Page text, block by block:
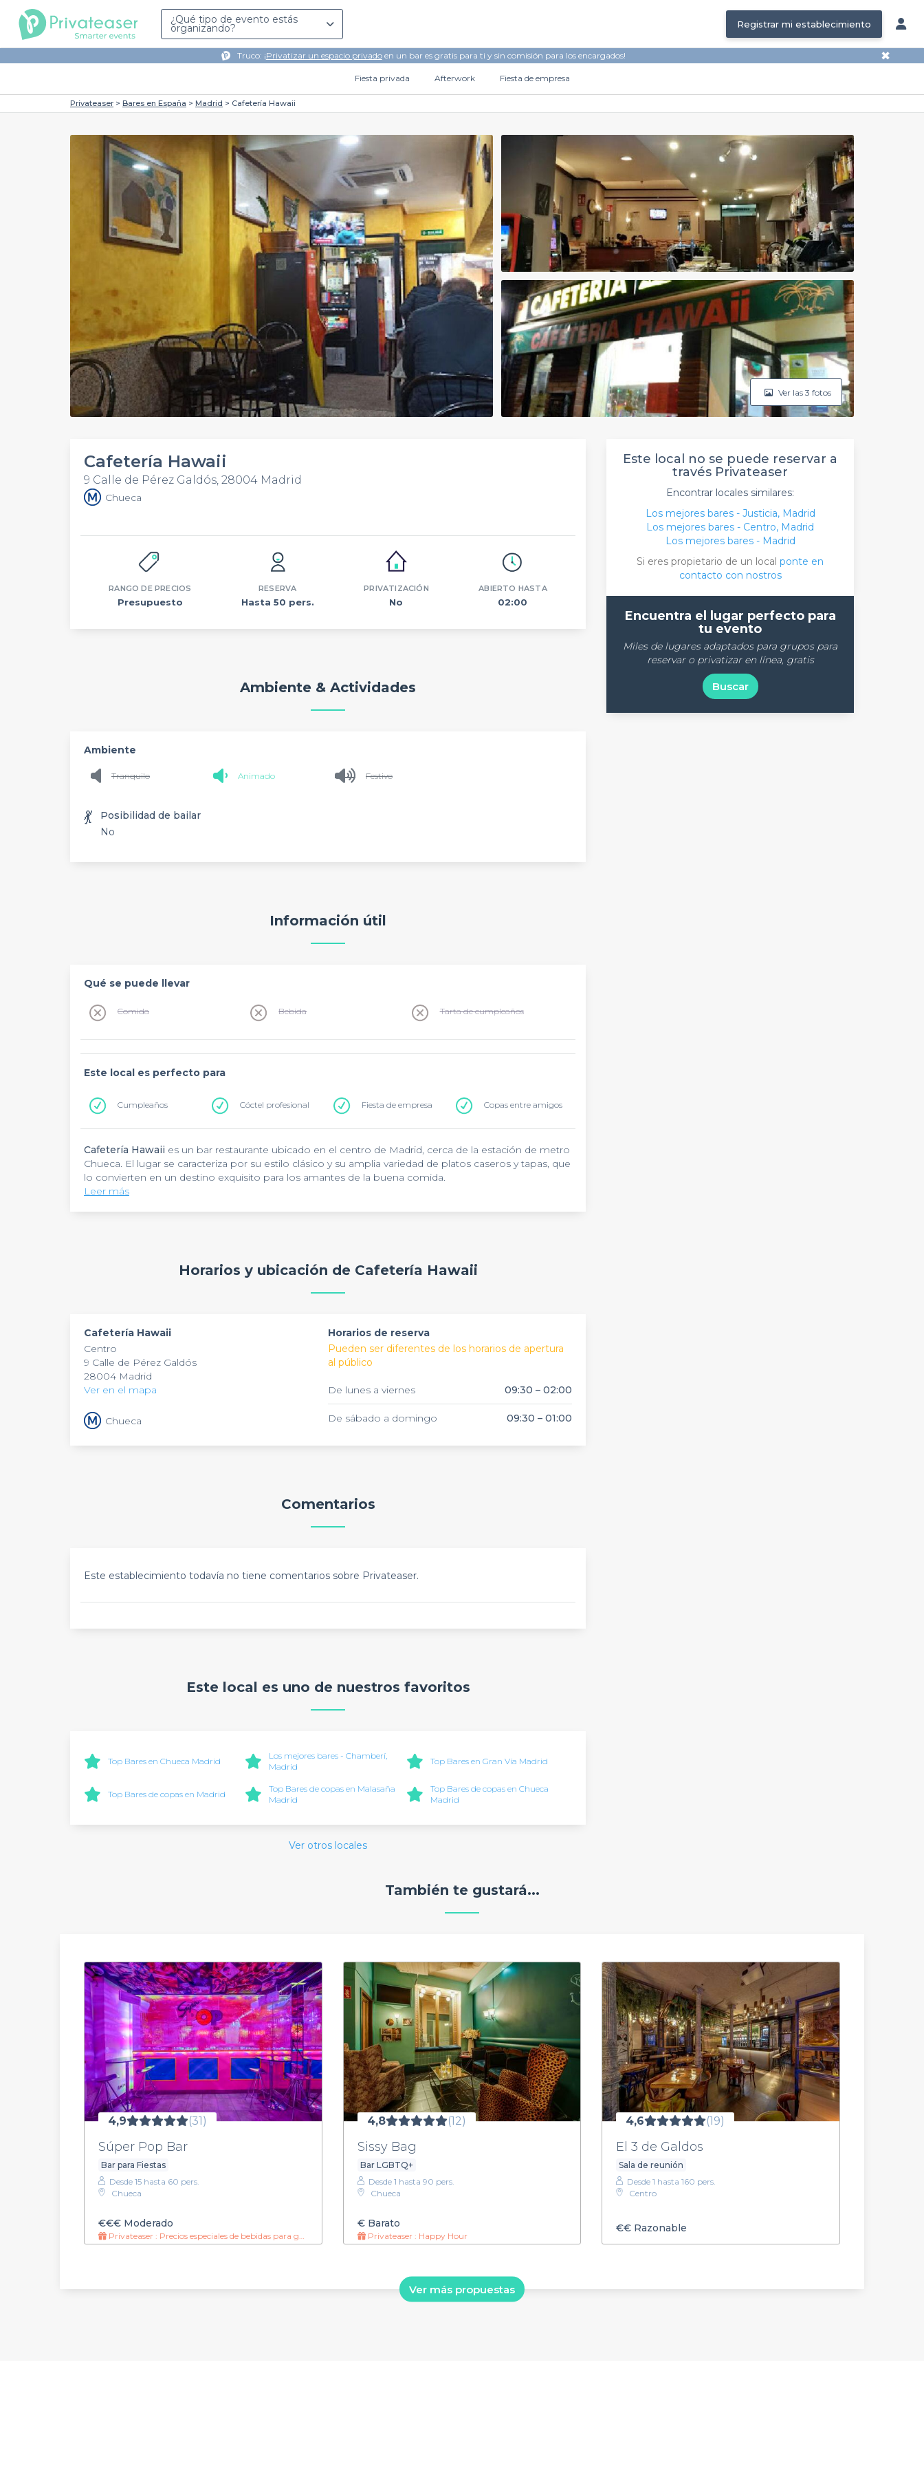
¿Qué tipo de evento estás
organizando? Registrar mi establecimiento
Truco: ¡Privatizar un espacio privadoen un bar es gratis para ti y sin comisión para los encargados! ✖
Fiesta privada Afterwork Fiesta de empresa
Privateaser Bares en España Madrid Cafetería Hawaii
Ver las 3 fotos
Cafetería Hawaii
9 Calle de Pérez Galdós, 28004 Madrid
Chueca
RANGO DE PRECIOS
Presupuesto
RESERVA
Hasta 50 pers.
PRIVATIZACIÓN
No
ABIERTO HASTA
02:00
Ambiente & Actividades
Ambiente
Tranquilo Animado Festivo
💃
Posibilidad de bailar
No
Información útil
Qué se puede llevar
Comida Bebida Tarta de cumpleaños
Este local es perfecto para
Cumpleaños Cóctel profesional Fiesta de empresa Copas entre amigos
Cafetería Hawaii es un bar restaurante ubicado en el centro de Madrid, cerca de la estación de metro
Chueca. El lugar se caracteriza por su estilo clásico y su amplia variedad de platos caseros y tapas, que
lo convierten en un destino exquisito para los amantes de la buena comida.
es el lugar ideal para disfrutar de la gastronomía española en un entorno clásico y
Leer más
Horarios y ubicación de Cafetería Hawaii
Cafetería Hawaii
Centro
9 Calle de Pérez Galdós
28004 Madrid
Ver en el mapa
Chueca
Horarios de reserva
Pueden ser diferentes de los horarios de apertura
al público
De lunes a viernes 09:30 – 02:00
De sábado a domingo 09:30 – 01:00
Comentarios
Este establecimiento todavía no tiene comentarios sobre Privateaser.
Este local es uno de nuestros favoritos
Top Bares en Chueca Madrid
Los mejores bares - Chamberí,
Madrid
Top Bares en Gran Vía Madrid
Top Bares de copas en Madrid
Top Bares de copas en Malasaña
Madrid
Top Bares de copas en Chueca
Madrid
Ver otros locales
Este local no se puede reservar a
través Privateaser
Encontrar locales similares:
Los mejores bares - Justicia, Madrid
Los mejores bares - Centro, Madrid
Los mejores bares - Madrid
Si eres propietario de un local ponte en
contacto con nostros
Encuentra el lugar perfecto para
tu evento
Miles de lugares adaptados para grupos para
reservar o privatizar en línea, gratis
Buscar
También te gustará...
4,9 (31)
Súper Pop Bar
Bar para Fiestas
Desde 15 hasta 60 pers.
Chueca
€€€ Moderado
Privateaser : Precios especiales de bebidas para grupos toda la noche
4,8 (12)
Sissy Bag
Bar LGBTQ+
Desde 1 hasta 90 pers.
Chueca
€Barato
Privateaser : Happy Hour
4,6 (19)
El 3 de Galdos
Sala de reunión
Desde 1 hasta 160 pers.
Centro
€€ Razonable
Ver más propuestas